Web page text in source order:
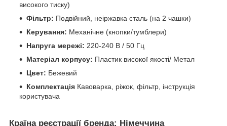
високого тиску)
Фільтр: Подвійний, неіржавка сталь (на 2 чашки)
Керування: Механічне (кнопки/тумблери)
Напруга мережі: 220-240 В / 50 Гц
Матеріал корпусу: Пластик високої якості/ Метал
Цвет: Бежевий
Комплектація Кавоварка, ріжок, фільтр, інструкція
користувача
Країна реєстрації бренда: Німеччина